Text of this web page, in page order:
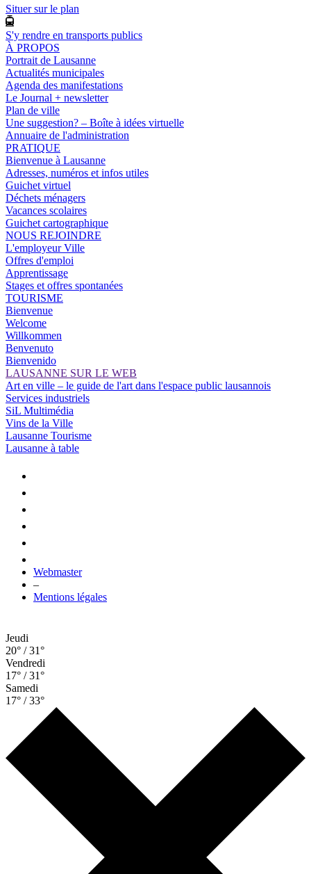
Situer sur le plan
S'y rendre en transports publics
À PROPOS
Portrait de Lausanne
Actualités municipales
Agenda des manifestations
Le Journal + newsletter
Plan de ville
Une suggestion? – Boîte à idées virtuelle
Annuaire de l'administration
PRATIQUE
Bienvenue à Lausanne
Adresses, numéros et infos utiles
Guichet virtuel
Déchets ménagers
Vacances scolaires
Guichet cartographique
NOUS REJOINDRE
L'employeur Ville
Offres d'emploi
Apprentissage
Stages et offres spontanées
TOURISME
Bienvenue
Welcome
Willkommen
Benvenuto
Bienvenido
LAUSANNE SUR LE WEB
Art en ville – le guide de l'art dans l'espace public lausannois
Services industriels
SiL Multimédia
Vins de la Ville
Lausanne Tourisme
Lausanne à table
Webmaster
–
Mentions légales
Jeudi
20° / 31°
Vendredi
17° / 31°
Samedi
17° / 33°